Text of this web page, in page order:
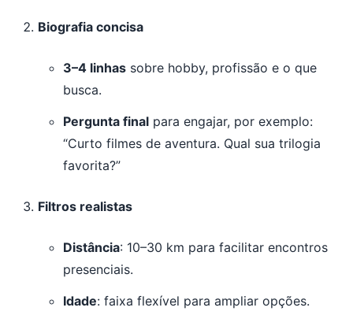
Biografia concisa
3–4 linhas sobre hobby, profissão e o que
busca.
Pergunta final para engajar, por exemplo:
“Curto filmes de aventura. Qual sua trilogia
favorita?”
Filtros realistas
Distância: 10–30 km para facilitar encontros
presenciais.
Idade: faixa flexível para ampliar opções.